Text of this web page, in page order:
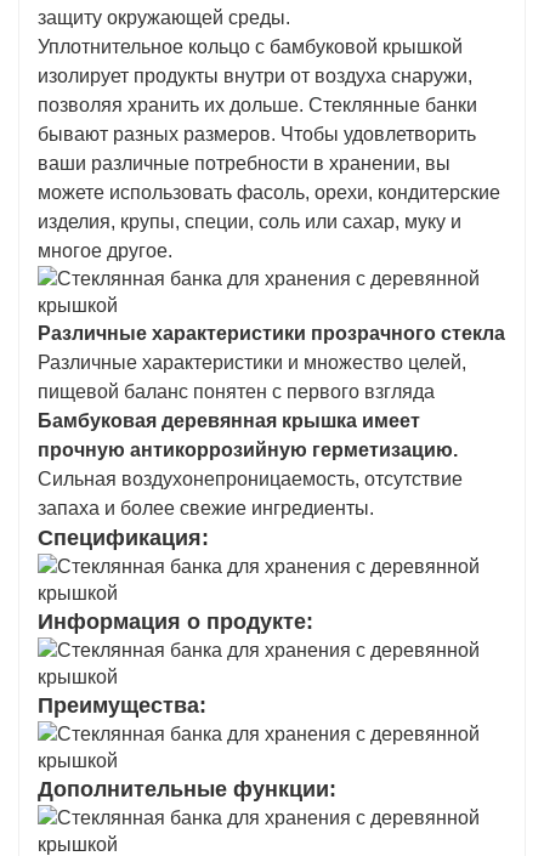
защиту окружающей среды.
Уплотнительное кольцо с бамбуковой крышкой
изолирует продукты внутри от воздуха снаружи,
позволяя хранить их дольше. Стеклянные банки
бывают разных размеров. Чтобы удовлетворить
ваши различные потребности в хранении, вы
можете использовать фасоль, орехи, кондитерские
изделия, крупы, специи, соль или сахар, муку и
многое другое.
Различные характеристики прозрачного стекла
Различные характеристики и множество целей,
пищевой баланс понятен с первого взгляда
Бамбуковая деревянная крышка имеет
прочную антикоррозийную герметизацию.
Сильная воздухонепроницаемость, отсутствие
запаха и более свежие ингредиенты.
Спецификация:
Информация о продукте:
Преимущества:
Дополнительные функции: